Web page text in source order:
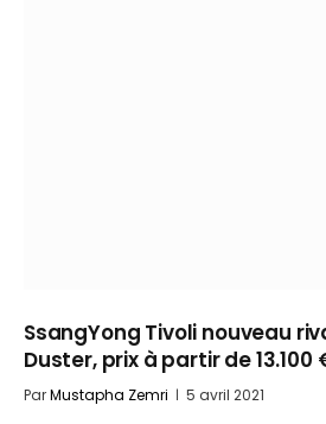
SsangYong Tivoli nouveau
Duster, prix à partir de 13.100
ParMustapha Zemri 5 avril 2021